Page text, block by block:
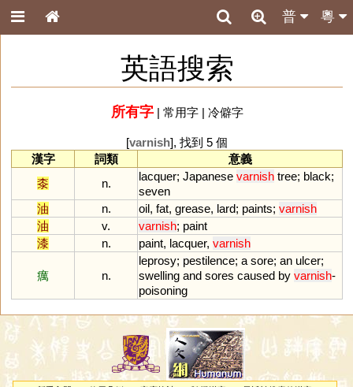
粵
普
英語搜索
所有字| 常用字| 冷僻字
[varnish], 找到 5 個
漢字
詞類
意義
桼
n.
lacquer; Japanese varnish tree; black;
seven
油
n. oil, fat, grease, lard; paints; varnish
油
v. varnish; paint
漆
n. paint, lacquer, varnish
癘 n.
leprosy; pestilence; a sore; an ulcer;
swelling and sores caused by varnish-
poisoning